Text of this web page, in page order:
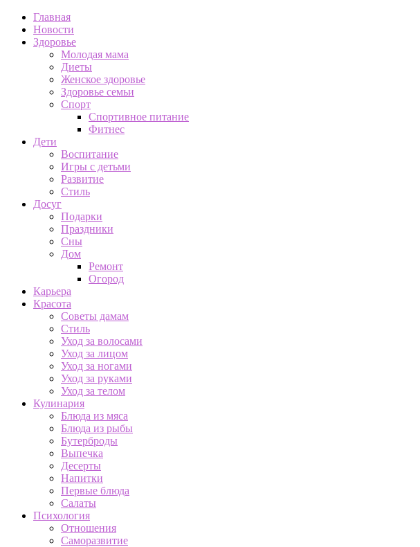
Главная
Новости
Здоровье
Молодая мама
Диеты
Женское здоровье
Здоровье семьи
Спорт
Спортивное питание
Фитнес
Дети
Воспитание
Игры с детьми
Развитие
Стиль
Досуг
Подарки
Праздники
Сны
Дом
Ремонт
Огород
Карьера
Красота
Советы дамам
Стиль
Уход за волосами
Уход за лицом
Уход за ногами
Уход за руками
Уход за телом
Кулинария
Блюда из мяса
Блюда из рыбы
Бутерброды
Выпечка
Десерты
Напитки
Первые блюда
Салаты
Психология
Отношения
Саморазвитие